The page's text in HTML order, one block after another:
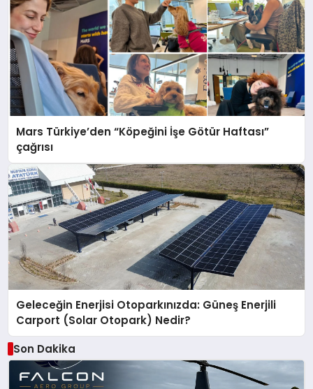
Mars Türkiye’den “Köpeğini İşe Götür Haftası”
çağrısı
Geleceğin Enerjisi Otoparkınızda: Güneş Enerjili
Carport (Solar Otopark) Nedir?
Son Dakika